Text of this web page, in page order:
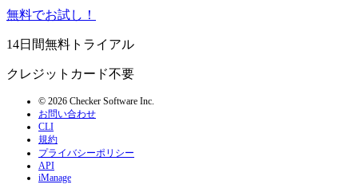
無料でお試し！
14日間無料トライアル
クレジットカード不要
© 2026 Checker Software Inc.
お問い合わせ
CLI
規約
プライバシーポリシー
API
iManage